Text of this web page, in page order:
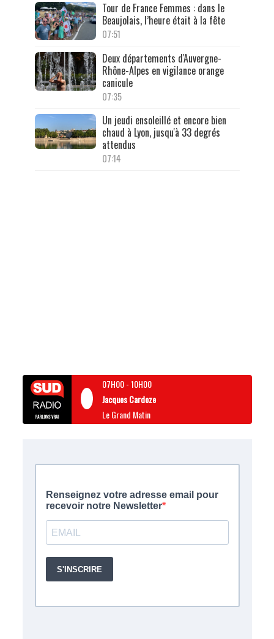
Tour de France Femmes : dans le
Beaujolais, l’heure était à la fête
07:51
Deux départements d'Auvergne-
Rhône-Alpes en vigilance orange
canicule
07:35
Un jeudi ensoleillé et encore bien
chaud à Lyon, jusqu'à 33 degrés
attendus
07:14
07H00-10H00
Jacques Cardoze
Le Grand Matin